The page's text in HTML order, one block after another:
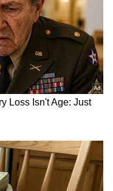
ತಮ್ಮ 11 ನೇ
ಕಠಿಣ ಪರಿಶ್ರಮದ
ನಿಮ್ಮ ಕಠಿಣ
ಯಶಸ್ಸನ್ನು
ಭರವಸೆಯ
ಆರ್ಥಿಕವಾಗಿ,
ಕಾಣುವ